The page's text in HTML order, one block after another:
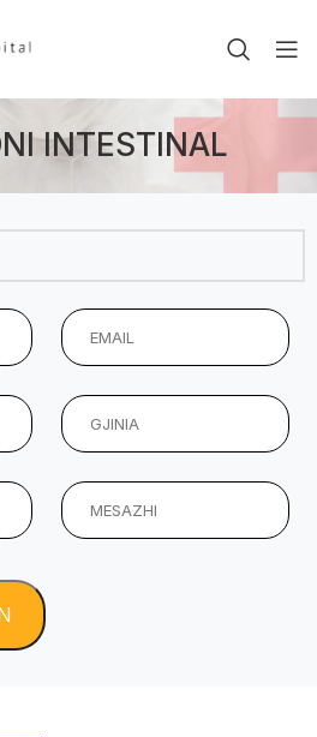
INTESTINAL